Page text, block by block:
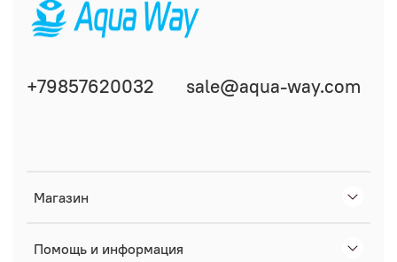
Магазин
Помощь и информация
+79857620032 sale@aqua-way.com